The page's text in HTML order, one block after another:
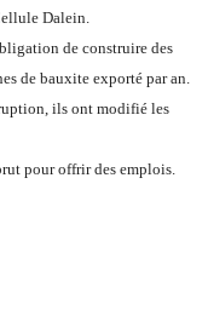
Dalein.
de construire des
de bauxite exporté par an.
ils ont modifié les
pour offrir des emplois.